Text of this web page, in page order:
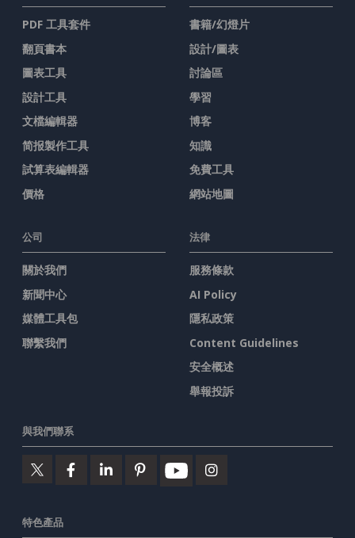
PDF 工具套件
翻頁書本
圖表工具
設計工具
文檔編輯器
简报製作工具
試算表編輯器
價格
書籍/幻燈片
設計/圖表
討論區
學習
博客
知識
免費工具
網站地圖
公司
關於我們
新聞中心
媒體工具包
聯繫我們
法律
服務條款
AI Policy
隱私政策
Content Guidelines
安全概述
舉報投訴
與我們聯系
特色產品